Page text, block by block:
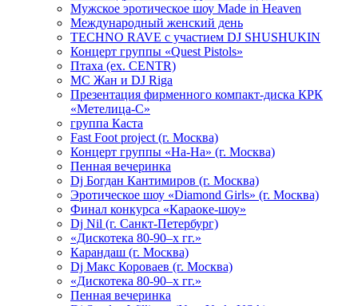
Мужское эротическое шоу Made in Heaven
Международный женский день
TECHNO RAVE с участием DJ SHUSHUKIN
Концерт группы «Quest Pistols»
Птаха (ex. CENTR)
МС Жан и DJ Riga
Презентация фирменного компакт-диска КРК
«Метелица-С»
группа Каста
Fast Foot project (г. Москва)
Концерт группы «На-На» (г. Москва)
Пенная вечеринка
Dj Богдан Кантимиров (г. Москва)
Эротическое шоу «Diamond Girls» (г. Москва)
Финал конкурса «Караоке-шоу»
Dj Nil (г. Санкт-Петербург)
«Дискотека 80-90–х гг.»
Карандаш (г. Москва)
Dj Макс Короваев (г. Москва)
«Дискотека 80-90–х гг.»
Пенная вечеринка